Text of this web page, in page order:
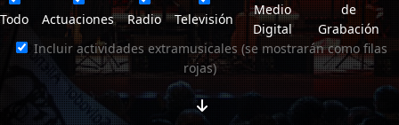
Todo Actuaciones Radio Televisión
Medio
Digital
de
Grabación
Incluir actividades extramusicales (se mostrarán como filas
rojas)